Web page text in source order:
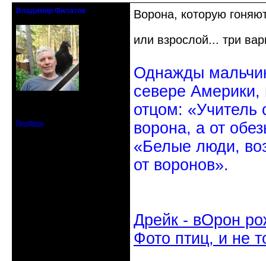
Владимир Филатов
Профиль
Ворона, которую
или взрослой... три
Однажды
севере
отцом: «Учитель
ворона, а от
«Белые люди,
от воронов».
Дрейк - вОрон
Фото птиц, и не